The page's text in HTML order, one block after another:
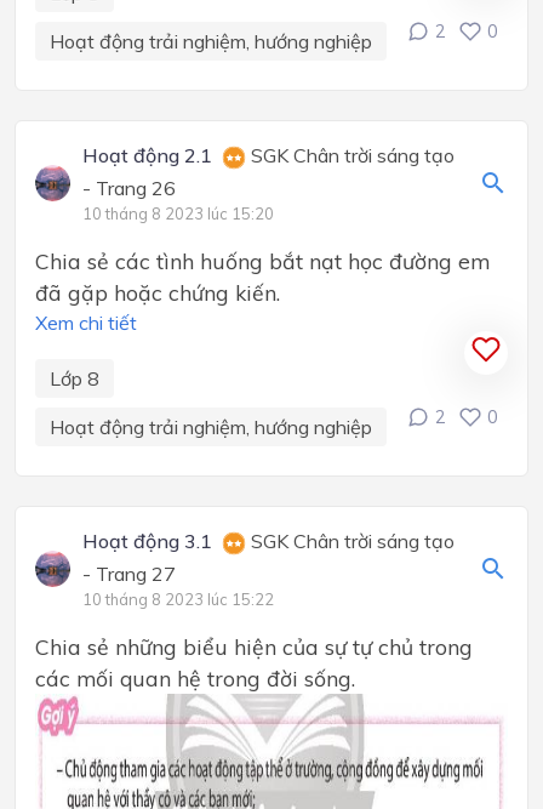
Hoạt động trải nghiệm, hướng nghiệp
2 0
Hoạt động 2.1
SGK Chân trời sáng tạo
- Trang 26
10 tháng 8 2023 lúc 15:20
Chia sẻ các tình huống bắt nạt học đường em
đã gặp hoặc chứng kiến.
Xem chi tiết
Lớp 8
Hoạt động trải nghiệm, hướng nghiệp
2 0
Hoạt động 3.1
SGK Chân trời sáng tạo
- Trang 27
10 tháng 8 2023 lúc 15:22
Chia sẻ những biểu hiện của sự tự chủ trong
các mối quan hệ trong đời sống.